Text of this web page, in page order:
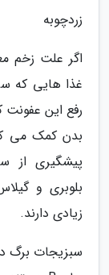
زردچوبه
اگر علت زخم
غذا هایی که
رفع این
بدن کمک می
پیشگیری از
بلوبری و
زیادی دارند.
سبزیجات برگ